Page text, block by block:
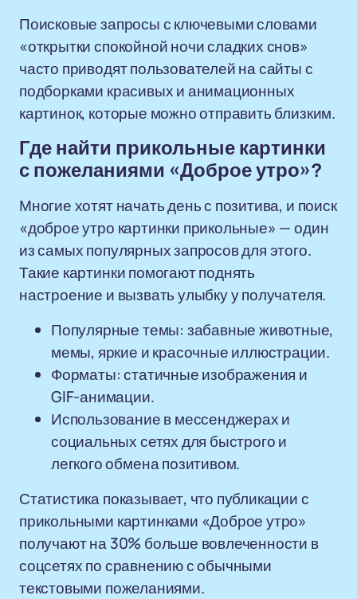
Поисковые запросы с ключевыми словами
«открытки спокойной ночи сладких снов»
часто приводят пользователей на сайты с
подборками красивых и анимационных
картинок, которые можно отправить близким.
Где найти прикольные картинки
с пожеланиями «Доброе утро»?
Многие хотят начать день с позитива, и поиск
«доброе утро картинки прикольные» — один
из самых популярных запросов для этого.
Такие картинки помогают поднять
настроение и вызвать улыбку у получателя.
Популярные темы: забавные животные,
мемы, яркие и красочные иллюстрации.
Форматы: статичные изображения и
GIF-анимации.
Использование в мессенджерах и
социальных сетях для быстрого и
легкого обмена позитивом.
Статистика показывает, что публикации с
прикольными картинками «Доброе утро»
получают на 30% больше вовлеченности в
соцсетях по сравнению с обычными
текстовыми пожеланиями.